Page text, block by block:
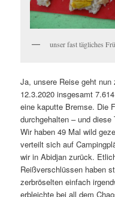
unser fast tägliches
Ja, unsere Reise geht
12.3.2020 insgesamt
eine kaputte Bremse. Die
durchgehalten – und
Wir haben 49 Mal wild
verteilt sich auf
wir in Abidjan zurück.
Reißverschlüssen haben
zerbröselten einfach
erbleichte bei all dem